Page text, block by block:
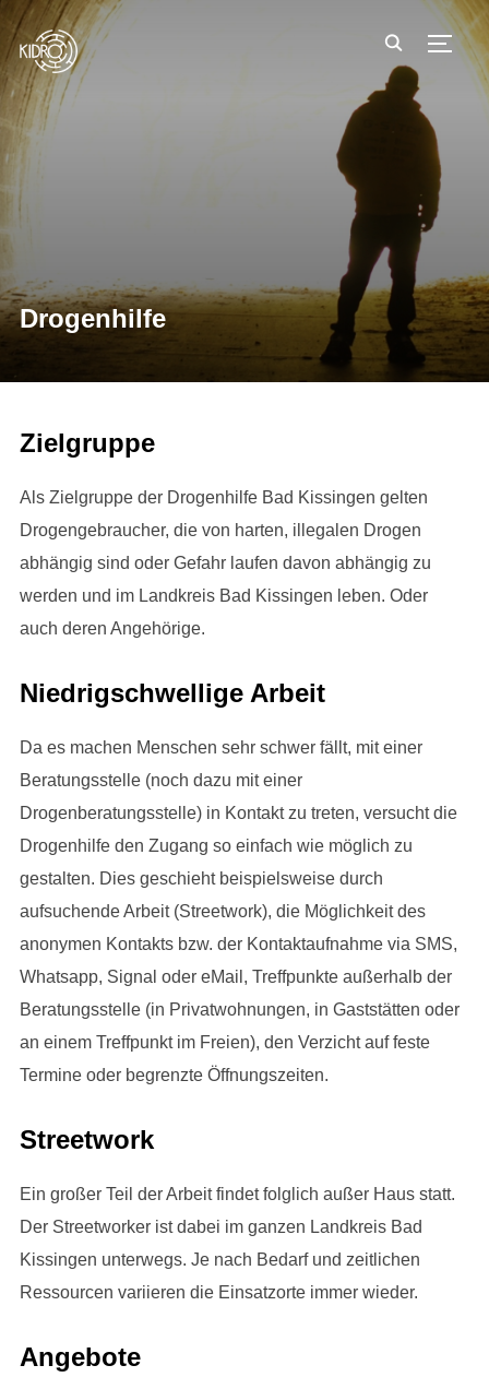
Drogenhilfe
Zielgruppe
Als Zielgruppe der Drogenhilfe Bad Kissingen gelten
Drogengebraucher, die von harten, illegalen Drogen
abhängig sind oder Gefahr laufen davon abhängig zu
werden und im Landkreis Bad Kissingen leben. Oder
auch deren Angehörige.
Niedrigschwellige Arbeit
Da es machen Menschen sehr schwer fällt, mit einer
Beratungsstelle (noch dazu mit einer
Drogenberatungsstelle) in Kontakt zu treten, versucht die
Drogenhilfe den Zugang so einfach wie möglich zu
gestalten. Dies geschieht beispielsweise durch
aufsuchende Arbeit (Streetwork), die Möglichkeit des
anonymen Kontakts bzw. der Kontaktaufnahme via SMS,
Whatsapp, Signal oder eMail, Treffpunkte außerhalb der
Beratungsstelle (in Privatwohnungen, in Gaststätten oder
an einem Treffpunkt im Freien), den Verzicht auf feste
Termine oder begrenzte Öffnungszeiten.
Streetwork
Ein großer Teil der Arbeit findet folglich außer Haus statt.
Der Streetworker ist dabei im ganzen Landkreis Bad
Kissingen unterwegs. Je nach Bedarf und zeitlichen
Ressourcen variieren die Einsatzorte immer wieder.
Angebote